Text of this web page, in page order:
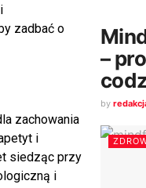
i
zadbać o
zachowania
i
siedząc przy
i
–
by